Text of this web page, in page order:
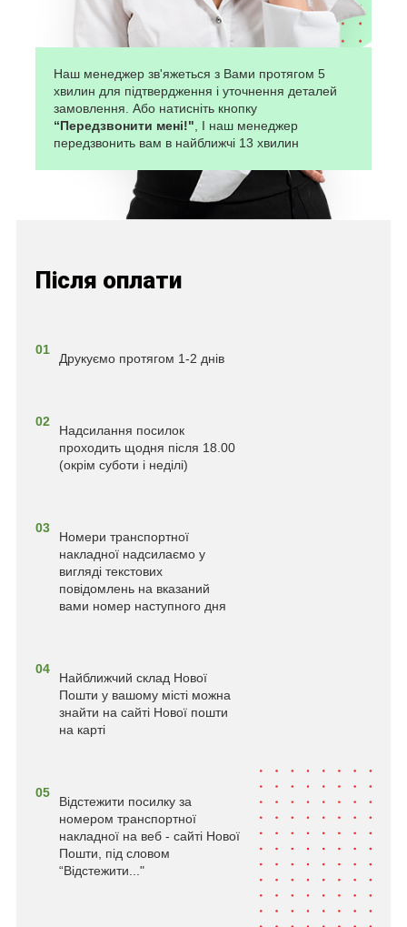
Наш менеджер зв'яжеться з Вами протягом 5
хвилин для підтвердження і уточнення деталей
замовлення. Або натисніть кнопку
“Передзвонити мені!", І наш менеджер
передзвонить вам в найближчі 13 хвилин
Після оплати
01
Друкуємо протягом 1-2 днів
02
Надсилання посилок
проходить щодня після 18.00
(окрім суботи і неділі)
03
Номери транспортної
накладної надсилаємо у
вигляді текстових
повідомлень на вказаний
вами номер наступного дня
04
Найближчий склад Нової
Пошти у вашому місті можна
знайти на сайті Нової пошти
на карті
05
Відстежити посилку за
номером транспортної
накладної на веб - сайті Нової
Пошти, під словом
“Відстежити..."